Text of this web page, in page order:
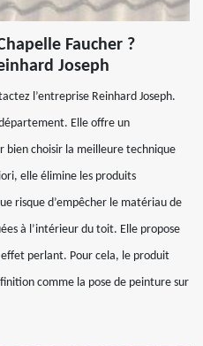
Faucher ?
Joseph
l’entreprise Reinhard Joseph.
Elle offre un
bien choisir la meilleure technique
elle élimine les produits
risque d’empêcher le matériau de
à l’intérieur du toit. Elle propose
perlant. Pour cela, le produit
comme la pose de peinture sur